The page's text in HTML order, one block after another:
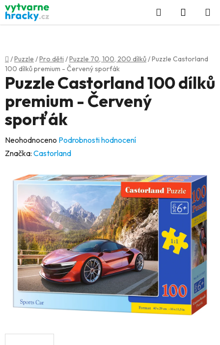
Přejít
na
obsah
Hledat
KOŠÍK
Domů
/Puzzle /Pro děti /Puzzle 70, 100, 200 dílků/Puzzle Castorland
100 dílků premium - Červený sporťák
Puzzle Castorland 100 dílků
premium - Červený
sporťák
Průměrné
hodnocení
hvězdiček.
Neohodnoceno Podrobnosti hodnocení
Značka: Castorland